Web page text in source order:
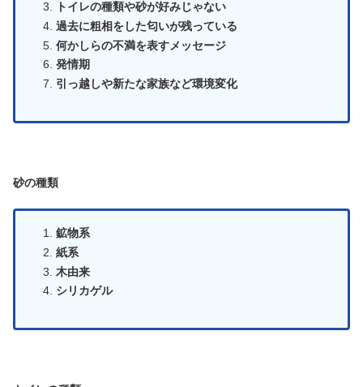
トイレの種類や砂が好みじゃない
過去に粗相をした匂いが残っている
何かしらの不満を表すメッセージ
発情期
引っ越しや新たな家族など環境変化
砂の種類
鉱物系
紙系
木由来
シリカゲル